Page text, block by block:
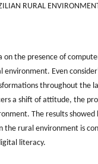
RURAL
on the presence of
environment. Even
throughout the
a shift of attitude, the
The results
the rural environment is
literacy.